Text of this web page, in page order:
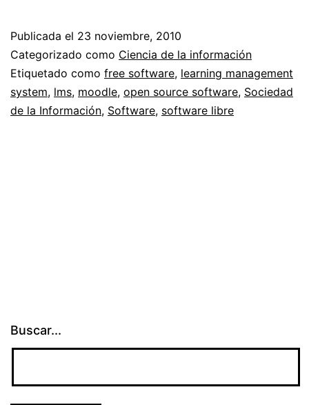
Publicada el 23 noviembre, 2010
Categorizado como Ciencia de la información
Etiquetado como free software, learning management
system, lms, moodle, open source software, Sociedad
de la Información, Software, software libre
Buscar...